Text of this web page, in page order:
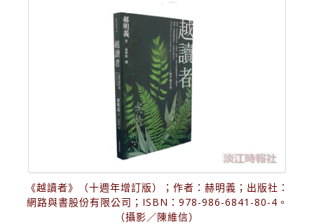
《越讀者》（十週年增訂版）；作者：赫明義；出版社：
網路與書股份有限公司；ISBN：978-986-6841-80-4。
（攝影／陳維信）